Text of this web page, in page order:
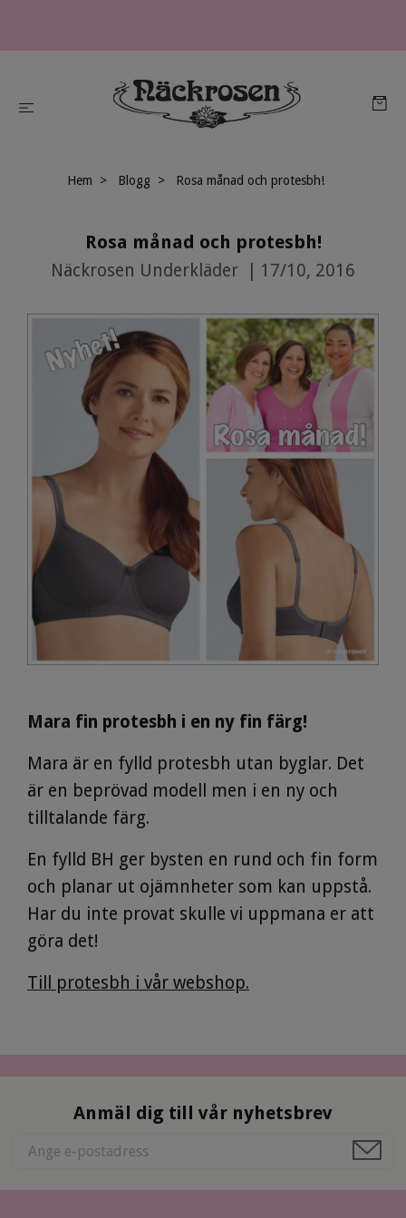
Hem Blogg Rosa månad och protesbh!
Rosa månad och protesbh!
Näckrosen Underkläder 17/10, 2016
Mara fin protesbh i en ny fin färg!
Mara är en fylld protesbh utan byglar. Det
är en beprövad modell men i en ny och
tilltalande färg.
En fylld BH ger bysten en rund och fin form
och planar ut ojämnheter som kan uppstå.
Har du inte provat skulle vi uppmana er att
göra det!
Till protesbh i vår webshop.
Anmäl dig till vår nyhetsbrev